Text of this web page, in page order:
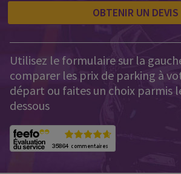
OBTENIR UN DEVIS
Utilisez le formulaire sur la
comparer les prix de parking à
départ ou faites un choix parmis
dessous